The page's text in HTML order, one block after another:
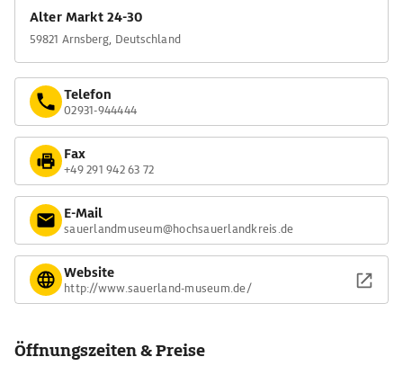
Alter Markt 24-30
59821 Arnsberg, Deutschland
Telefon
02931-944444
Fax
+49 291 942 63 72
E-Mail
sauerlandmuseum@hochsauerlandkreis.de
Website
http://www.sauerland-museum.de/
Öffnungszeiten & Preise